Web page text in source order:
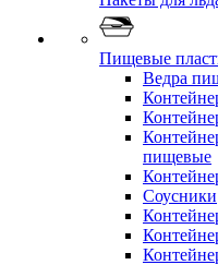
Пищевые
Ведра
пищевые
Соусники